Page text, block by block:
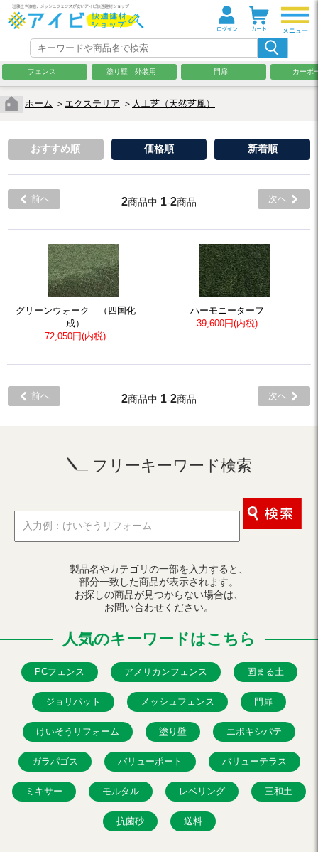
フェンス 塗り壁 外装用 門扉 カーポ
ホーム ＞ エクステリア ＞ 人工芝（天然芝風）
おすすめ順 価格順 新着順
前へ 2商品中 1-2商品 次へ
グリーンウォーク （四国化
成）
72,050円(内税)
ハーモニーターフ
39,600円(内税)
前へ 2商品中 1-2商品 次へ
フリーキーワード検索
製品名やカテゴリの一部を入力すると、
部分一致した商品が表示されます。
お探しの商品が見つからない場合は、
お問い合わせください。
人気のキーワードはこちら
PCフェンス アメリカンフェンス 固まる土
ジョリパット メッシュフェンス 門扉
けいそうリフォーム 塗り壁 エポキシパテ
ガラパゴス バリューポート バリューテラス
ミキサー モルタル レベリング 三和土
抗菌砂 送料